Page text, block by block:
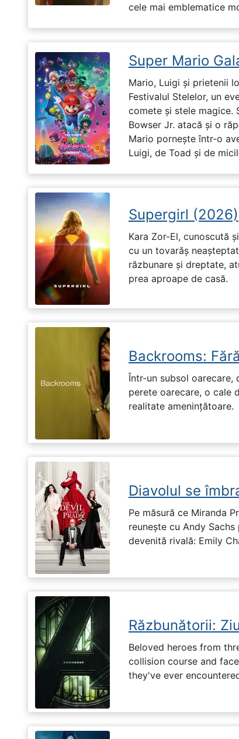
cele mai emblematice
Super Mario
Mario, Luigi și prietenii
Festivalul Stelelor, un
comete și stele magice.
Bowser Jr. atacă și o
Mario pornește într-o
Luigi, de Toad și de
Supergirl (2026)
Kara Zor-El, cunoscută
cu un tovarăș
răzbunare și dreptate,
prea aproape de casă.
Backrooms:
Într-un subsol oarecare,
perete oarecare, o cale
realitate amenințătoare.
Diavolul se
Pe măsură ce Miranda
reunește cu Andy
devenită rivală: Emily
Răzbunătorii:
Beloved heroes from
collision course and
they've ever